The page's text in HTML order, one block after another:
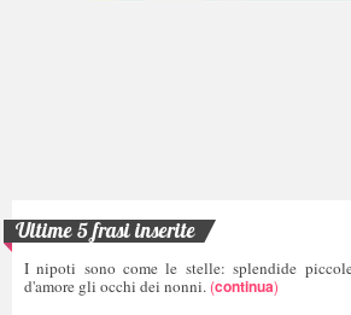
Ultime 5 frasi inserite
I nipoti sono come le stelle: splendide
d'amore gli occhi dei nonni. (continua)